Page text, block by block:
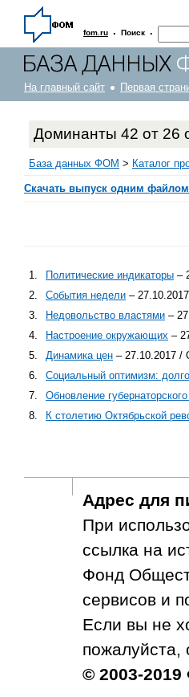
fom.ru · Поиск ·
На главный сайт Первая
Доминанты 42 от 26
База данных ФОМ > Каталог
Скачать выпуск одним файлом
1. Политические индикаторы –
2.
События недели –
3.
Недовольство властями –
4.
Настроение окружающих –
5.
Динамика цен – 27.10.2017 /
6.
Социальный оптимизм:
7.
Обновление
8.
К столетию Октябрьской
Адрес для
При
ссылка на
Фонд
сервисов и
Если вы не
пожалуйста,
© 2003-